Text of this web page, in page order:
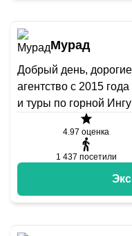
Мурад
Добрый день,
агентство с 2015
и туры по горной
4.97 оценка
1 437 посетили